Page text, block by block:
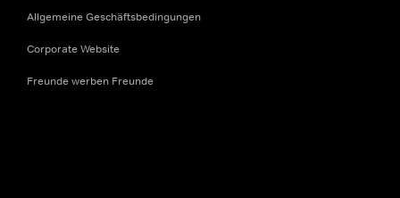
Allgemeine Geschäftsbedingungen
Corporate Website
Freunde werben Freunde